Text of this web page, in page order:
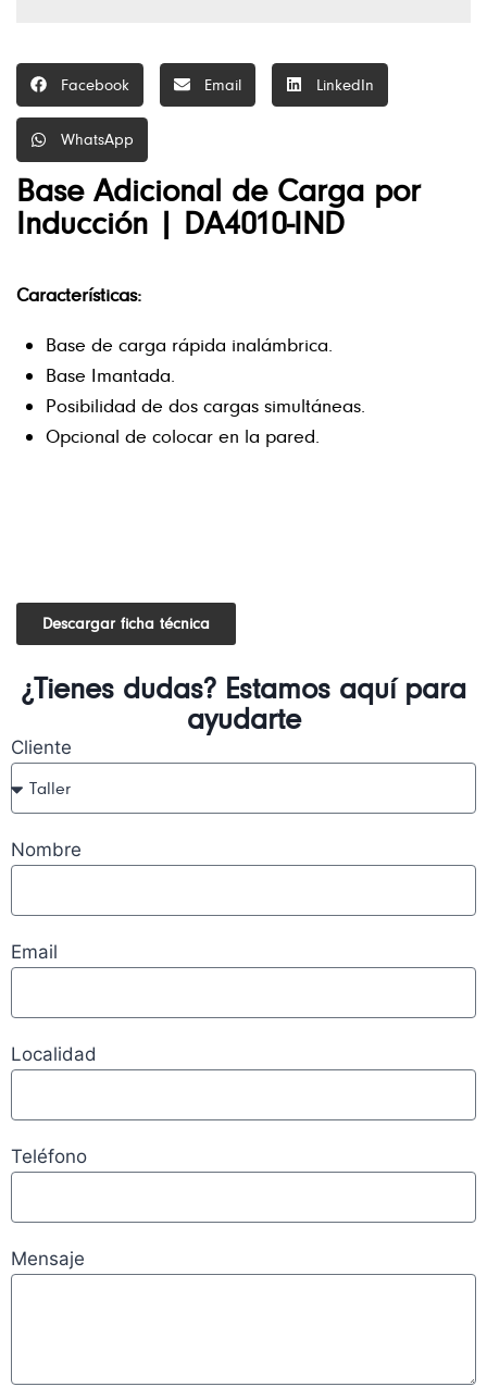
Facebook Email LinkedIn
WhatsApp
Base Adicional de Carga por
Inducción | DA4010-IND
Características:
Base de carga rápida inalámbrica.
Base Imantada.
Posibilidad de dos cargas simultáneas.
Opcional de colocar en la pared.
Descargar ficha técnica
¿Tienes dudas? Estamos aquí para
ayudarte
Cliente
Nombre
Email
Localidad
Teléfono
Mensaje